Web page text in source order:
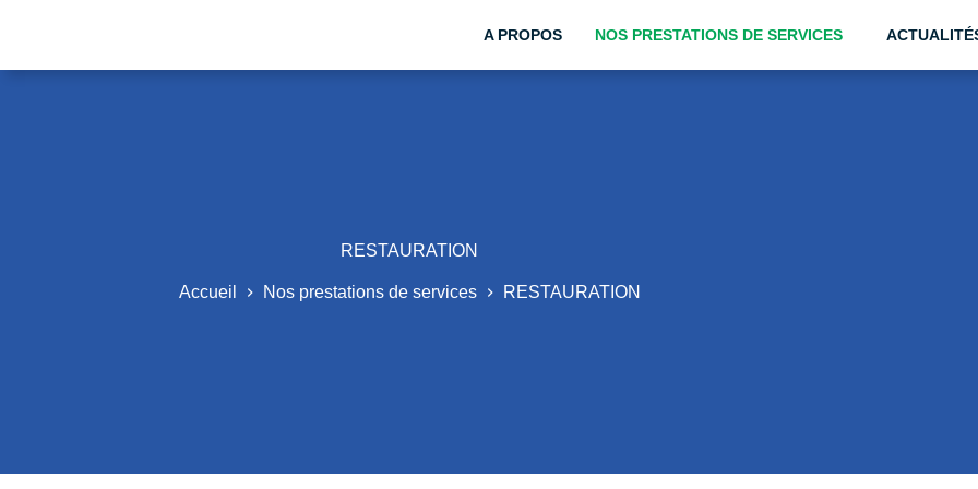
A PROPOS NOS PRESTATIONS DE SERVICES
RESTAURATION
Accueil Nos prestations de services RESTAURATION